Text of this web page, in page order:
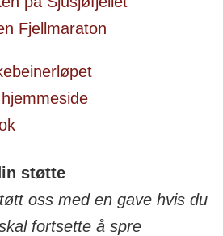
Fjellmaraton
støtte
oss med en gave hvis du
fortsette å spre